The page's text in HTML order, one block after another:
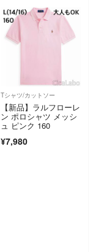
Tシャツ/カットソー
【新品】ラルフローレ
ン ポロシャツ メッシ
ュ ピンク 160
¥7,980